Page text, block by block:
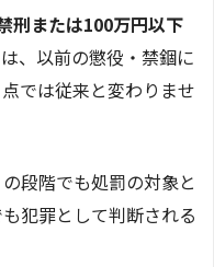
刑または100万円以下
、以前の懲役・禁錮に
では従来と変わりませ
段階でも処罰の対象と
犯罪として判断される